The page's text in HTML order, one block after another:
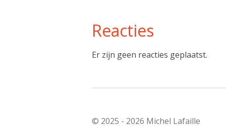
Reacties
Er zijn geen reacties geplaatst.
© 2025 - 2026 Michel Lafaille